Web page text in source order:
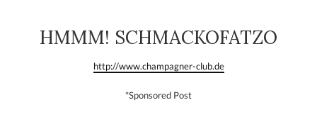
HMMM! SCHMACKOFATZO
http://www.champagner-club.de
*Sponsored Post